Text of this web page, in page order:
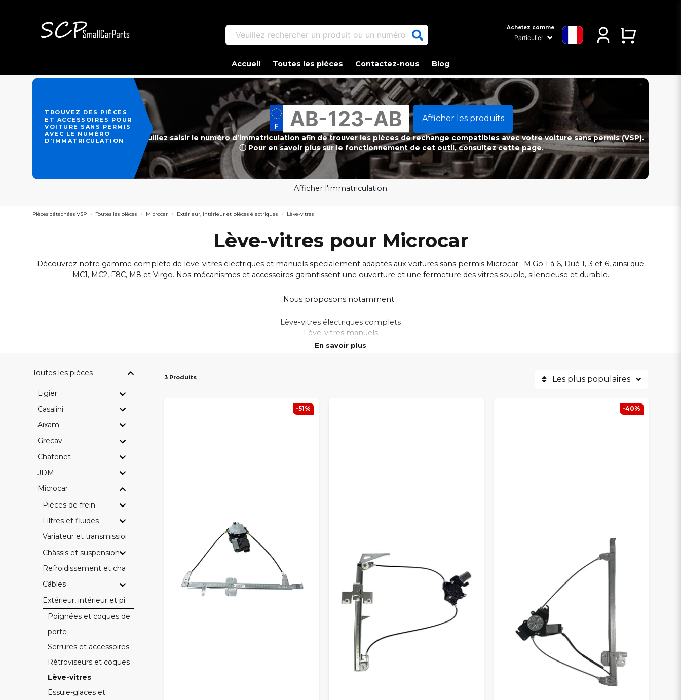
Veuillez rechercher un produit ou un numéro d'article. Achetez comme
Accueil Toutes les pièces Contactez-nous Blog
TROUVEZ DES PIÈCES
ET ACCESSOIRES POUR
VOITURE SANS PERMIS
AVEC LE NUMÉRO
D’IMMATRICULATION
Afficher les produits
Veuillez saisir le numéro d’immatriculation afin de trouver les pièces de rechange compatibles avec votre voiture sans permis (VSP).
ⓘ Pour en savoir plus sur le fonctionnement de cet outil, consultez cette page.
Afficher l'immatriculation
Pièces détachées VSP Toutes les pièces Microcar Extérieur, intérieur et pièces électriques Lève-vitres
Lève-vitres pour Microcar
Découvrez notre gamme complète de lève-vitres électriques et manuels spécialement adaptés aux voitures sans permis Microcar : M.Go 1 à 6, Dué 1, 3 et 6, ainsi que
MC1, MC2, F8C, M8 et Virgo. Nos mécanismes et accessoires garantissent une ouverture et une fermeture des vitres souple, silencieuse et durable.
Nous proposons notamment :
Lève-vitres électriques complets
Lève-vitres manuels
Mécanismes et rails de lève-vitre
Chaque composant est soigneusement sélectionné pour assurer une compatibilité parfaite, une installation simple et une longue durée de vie. Que vous ayez besoin
de remplacer un moteur, un mécanisme ou un lève-vitre complet, vous trouverez ici les pièces idéales pour restaurer un fonctionnement fluide et fiable des vitres de
En savoir plus
Toutes les pièces
Ligier
Casalini
Aixam
Grecav
Chatenet
JDM
Microcar
Pièces de frein
Filtres et fluides
Variateur et transmission
Châssis et suspension
Refroidissement et chauffage
Câbles
Extérieur, intérieur et pièces électriques
Poignées et coques de
porte
Serrures et accessoires
Rétroviseurs et coques
Lève-vitres
Essuie-glaces et
3 Produits Les plus populaires
-51% -40%